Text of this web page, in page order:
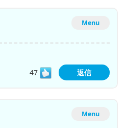
Menu
47
返信
Menu